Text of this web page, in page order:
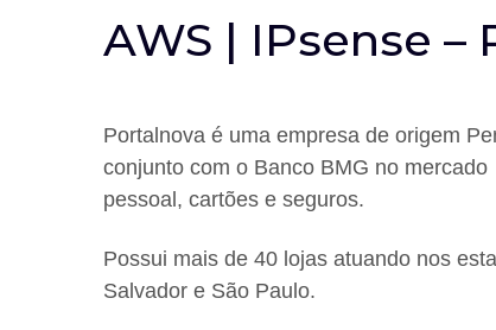
AWS | IPsense –
Portalnova é uma empresa de origem
conjunto com o Banco BMG no mercado
pessoal, cartões e seguros.
Possui mais de 40 lojas atuando nos
Salvador e São Paulo.